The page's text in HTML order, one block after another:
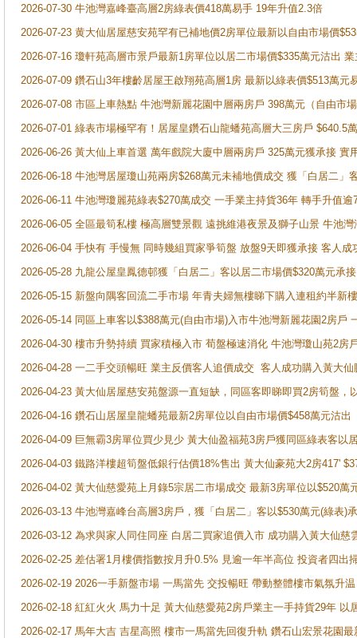
2026-07-30 牛池灣嘉峰臺高層2房綠表價418萬易手 19年升值2.3倍
2026-07-23 黄大仙居屋慈安苑罕有已補地價2房單位最新以自由市場價
2026-07-16 瓊軒苑高層市景戶最新1房單位以居二市場價$335萬元沽出
2026-07-09 鑽石山3年樓齡居屋王啟翔苑高層1房 最新以綠表價$513萬元
2026-07-08 市區上車熱點 牛池灣新麗花園中層兩房戶 398萬元（自由市
2026-07-01 綠表市場極罕有！居屋皇鑽石山龍蟠苑高層大三房戶
2026-06-26 黃大仙上車首選 萬年戲院大廈中層兩房戶 325萬元獲承接 實
2026-06-18 牛池灣居屋瓊山苑兩房$268萬元未補地價成交 獲「白居二」
2026-06-11 牛池灣瓊麗苑綠表$270萬成交 一手業主持貨36年 轉手升值逾
2026-06-05 全區最筍私樓 極高層雙景觀 遠挑維港夜景及獅子山景 牛池
2026-06-04 手快有 手慢無 同時幾組買家爭筍盤 放盤9天即獲承接 客人
2026-05-28 九龍公屋皇鳳德邨獲「白居二」客以居二市場價$320萬元承接
2026-05-15 新盤向隅客回流二手市場 年青夫婦無樓睇下購入連租約半新
2026-05-14 同區上車客以$388萬元(自由市場)入市牛池灣新麗花園2房戶
2026-04-30 樓市升勢持續 買家積極入市 荀盤極速消化 牛池灣瓊山苑2房
2026-04-28 一二手交頭暢旺 業主反價客人追價成交 客人成功購入黃大
2026-04-23 黃大仙居屋慈安苑盤源一直短缺，同區客即睇即買2房筍盤，
2026-04-16 鑽石山居屋皇龍蟠苑最新2房單位以自由市場價$458萬元沽出
2026-04-09 巨無霸3房單位買少見少 黃大仙盈福苑3房戶獲同區綠表客以
2026-04-03 鐵路洋樓超筍盤低銀行估價18%售出 黃大仙豪苑大2房417'
2026-04-02 黃大仙慈愛苑上月錄5宗居二市場成交 最新3房單位以$520萬
2026-03-13 牛池灣嘉峰台高層3房戶，獲「白居二」客以$530萬元(綠表)
2026-03-12 為求與家人同住同座 白居二買家追價入市 成功購入黃大仙
2026-02-25 差估署1月樓價指數按月升0.5% 見逾一年半高位 投資者四
2026-02-19 2026一手新盤市場 一馬當先 交投暢旺 帶動整體樓市氣氛升
2026-02-18 紅紅火火 馬力十足 黃大仙慈愛苑2房戶業主一手持貨29年 以
2026-02-17 馬年大吉 吉星高照 樓市一馬當先回復升軌 鑽石山宏景花園